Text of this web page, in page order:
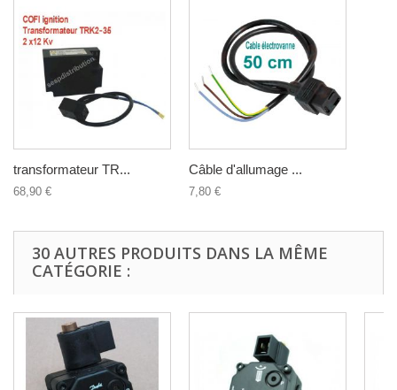
transformateur TR...
68,90 €
Câble d'allumage ...
7,80 €
30 AUTRES PRODUITS DANS LA MÊME
CATÉGORIE :